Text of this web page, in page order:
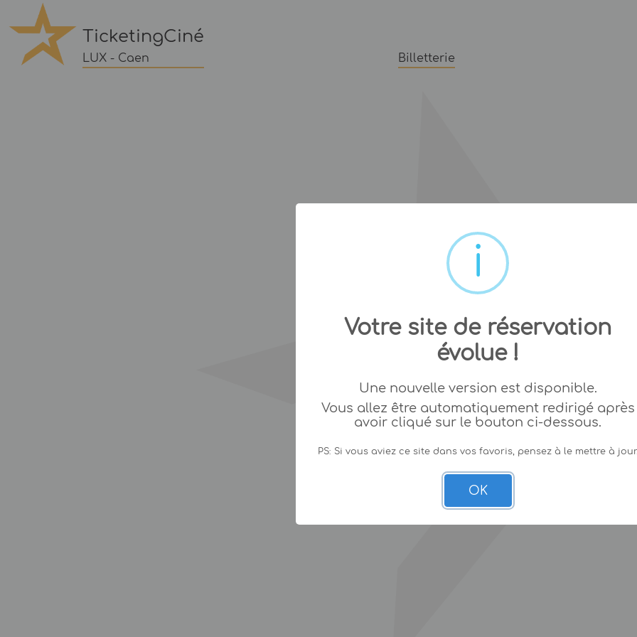
TicketingCiné
LUX - Caen Billetterie
Votre site de réservation
évolue !
Une nouvelle version est disponible.
Vous allez être automatiquement redirigé après
avoir cliqué sur le bouton ci-dessous.
PS: Si vous aviez ce site dans vos favoris, pensez à le mettre à
OK